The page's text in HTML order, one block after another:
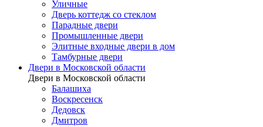
Уличные
Дверь коттедж со стеклом
Парадные двери
Промышленные двери
Элитные входные двери в дом
Тамбурные двери
Двери в Московской области
Двери в Московской области
Балашиха
Воскресенск
Дедовск
Дмитров